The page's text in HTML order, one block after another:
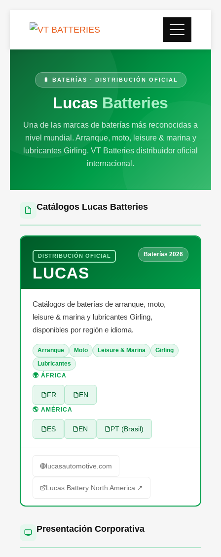
🔋 BATERÍAS · DISTRIBUCIÓN OFICIAL
Lucas Batteries
Una de las marcas de baterías más reconocidas a
nivel mundial. Arranque, moto, leisure & marina y
lubricantes Girling. VT Batteries distribuidor oficial
internacional.
Catálogos Lucas Batteries
DISTRIBUCIÓN OFICIAL
LUCAS
Baterías 2026
Catálogos de baterías de arranque, moto,
leisure & marina y lubricantes Girling,
disponibles por región e idioma.
Arranque Moto Leisure & Marina
Girling
Lubricantes
🌍 ÁFRICA
FR EN
🌎 AMÉRICA
ES EN PT (Brasil)
lucasautomotive.com
Lucas Battery North America ↗
Presentación Corporativa